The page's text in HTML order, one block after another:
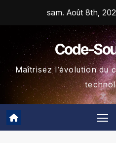
sam. Août 8th,
Code-
Maîtrisez l’évolution du